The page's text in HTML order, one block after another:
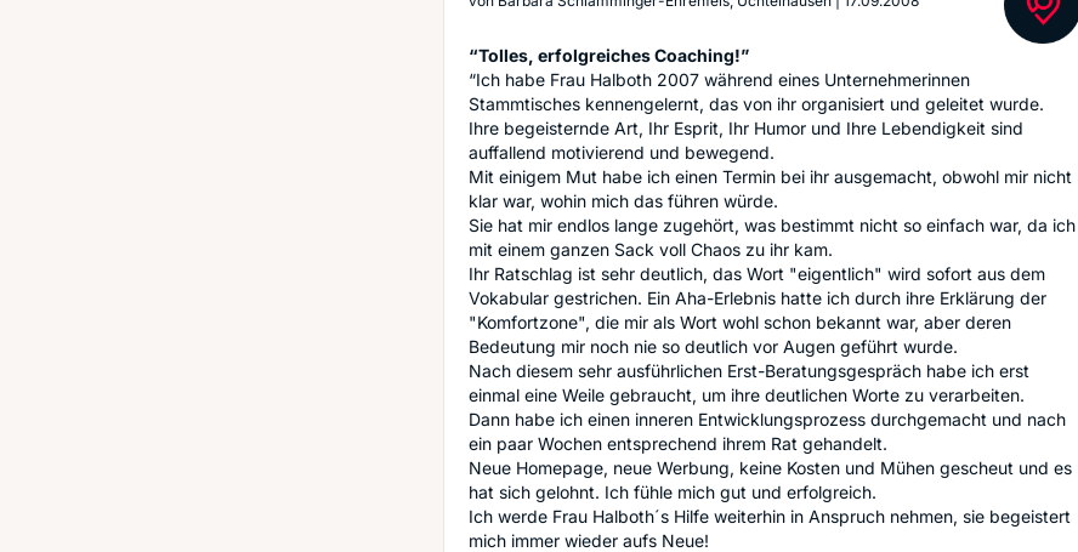
“Tolles, erfolgreiches Coaching!”
“Ich habe Frau Halboth 2007 während eines Unternehmerinnen
Stammtisches kennengelernt, das von ihr organisiert und geleitet wurde.
Ihre begeisternde Art, Ihr Esprit, Ihr Humor und Ihre Lebendigkeit sind
auffallend motivierend und bewegend.
Mit einigem Mut habe ich einen Termin bei ihr ausgemacht, obwohl mir nicht
klar war, wohin mich das führen würde.
Sie hat mir endlos lange zugehört, was bestimmt nicht so einfach war, da ich
mit einem ganzen Sack voll Chaos zu ihr kam.
Ihr Ratschlag ist sehr deutlich, das Wort "eigentlich" wird sofort aus dem
Vokabular gestrichen. Ein Aha-Erlebnis hatte ich durch ihre Erklärung der
"Komfortzone", die mir als Wort wohl schon bekannt war, aber deren
Bedeutung mir noch nie so deutlich vor Augen geführt wurde.
Nach diesem sehr ausführlichen Erst-Beratungsgespräch habe ich erst
einmal eine Weile gebraucht, um ihre deutlichen Worte zu verarbeiten.
Dann habe ich einen inneren Entwicklungsprozess durchgemacht und nach
ein paar Wochen entsprechend ihrem Rat gehandelt.
Neue Homepage, neue Werbung, keine Kosten und Mühen gescheut und es
hat sich gelohnt. Ich fühle mich gut und erfolgreich.
Ich werde Frau Halboth´s Hilfe weiterhin in Anspruch nehmen, sie begeistert
mich immer wieder aufs Neue!